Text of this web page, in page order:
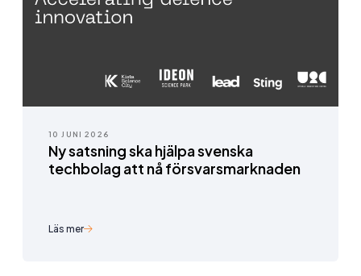
10 JUNI 2026
Ny satsning ska hjälpa svenska
techbolag att nå försvarsmarknaden
Läs mer